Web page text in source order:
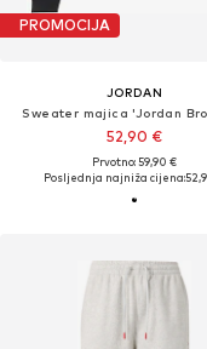
PROMOCIJA
JORDAN
Sweater majica 'Jordan
52,90 €
Prvotno: 59,90 €
Posljednja najniža cijena: